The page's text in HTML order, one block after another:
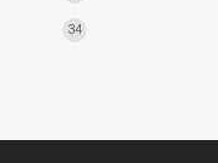
34